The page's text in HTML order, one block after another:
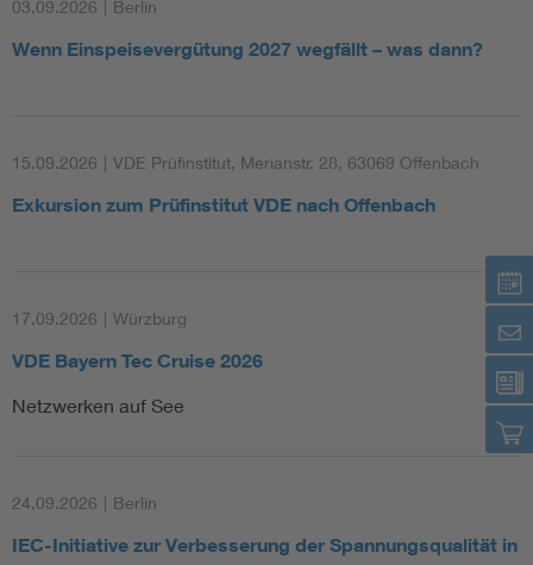
03.09.2026 | Berlin
Wenn Einspeisevergütung 2027 wegfällt – was dann?
15.09.2026 | VDE Prüfinstitut, Merianstr. 28, 63069 Offenbach
Exkursion zum Prüfinstitut VDE nach Offenbach
17.09.2026 | Würzburg
VDE Bayern Tec Cruise 2026
Netzwerken auf See
24.09.2026 | Berlin
IEC-Initiative zur Verbesserung der Spannungsqualität in